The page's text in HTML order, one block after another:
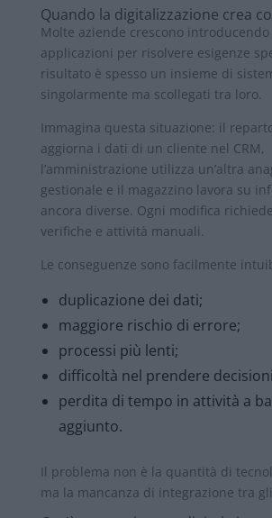
Quando la digitalizzazione crea
Molte aziende crescono introducendo
applicazioni per risolvere esigenze
risultato è spesso un insieme di
singolarmente ma scollegati tra loro.
Immagina questa situazione: il
aggiorna i dati di un cliente nel CRM,
l’amministrazione utilizza un’altra
gestionale e il magazzino lavora su
ancora diverse. Ogni modifica
verifiche e attività manuali.
Le conseguenze sono facilmente
duplicazione dei dati;
maggiore rischio di errore;
processi più lenti;
difficoltà nel prendere
perdita di tempo in attività a
aggiunto.
Il problema non è la quantità di
ma la mancanza di integrazione tra